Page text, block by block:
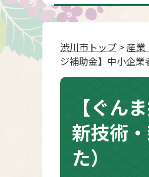
渋川市トップ >産業
ジ補助金】中小企業
【ぐん
新技術
た）